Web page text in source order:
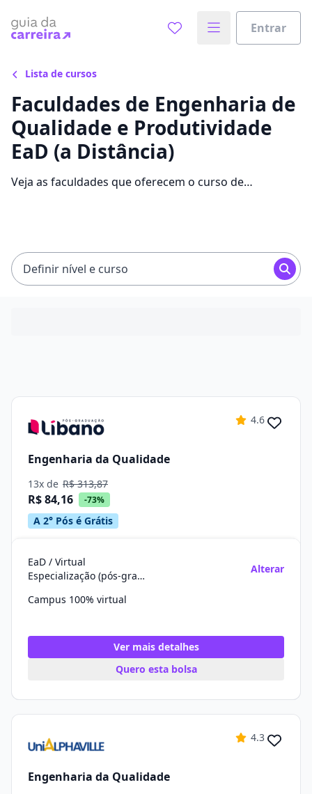
Entrar
Lista de cursos
Faculdades de Engenharia de
Qualidade e Produtividade
EaD (a Distância)
Veja as faculdades que oferecem o curso de
Definir nível e curso
4.6
Engenharia da Qualidade
13x de R$ 313,87
R$ 84,16 -73%
A 2° Pós é Grátis
EaD / Virtual
Especialização (pós-graduação)
Alterar
Campus 100% virtual
Ver mais detalhes
Quero esta bolsa
4.3
Engenharia da Qualidade